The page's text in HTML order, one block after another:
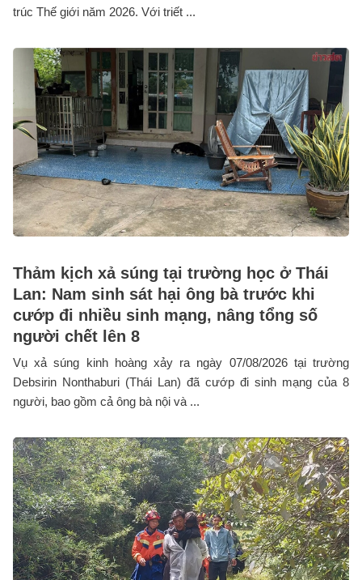
trúc Thế giới năm 2026. Với triết ...
Thảm kịch xả súng tại trường học ở Thái
Lan: Nam sinh sát hại ông bà trước khi
cướp đi nhiều sinh mạng, nâng tổng số
người chết lên 8
Vụ xả súng kinh hoàng xảy ra ngày 07/08/2026 tại trường
Debsirin Nonthaburi (Thái Lan) đã cướp đi sinh mạng của 8
người, bao gồm cả ông bà nội và ...